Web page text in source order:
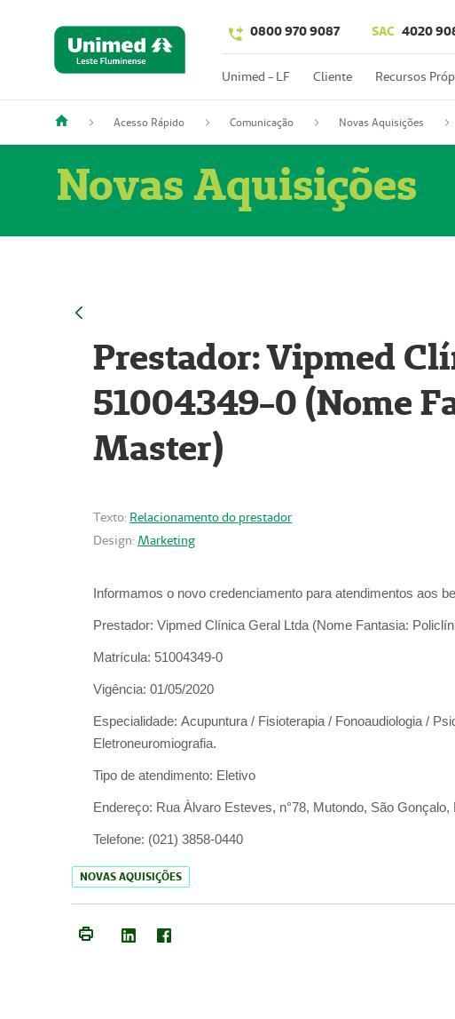
0800 970 9087 SAC 4020
Unimed - LF Cliente Recursos
Acesso Rápido Comunicação Novas Aquisições
Novas Aquisições
Prestador: Vipmed
51004349-0 (Nome
Master)
Texto: Relacionamento do prestador
Design: Marketing
Informamos o novo credenciamento para atendimentos aos
Prestador: Vipmed Clínica Geral Ltda (Nome Fantasia:
Matrícula: 51004349-0
Vigência: 01/05/2020
Especialidade: Acupuntura / Fisioterapia / Fonoaudiologia /
Eletroneuromiografia.
Tipo de atendimento: Eletivo
Endereço: Rua Àlvaro Esteves, n°78, Mutondo, São
Telefone: (021) 3858-0440
NOVAS AQUISIÇÕES